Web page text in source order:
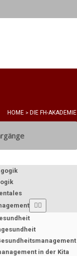
HOME > DIE FH-AKADEMIE
in der Kita